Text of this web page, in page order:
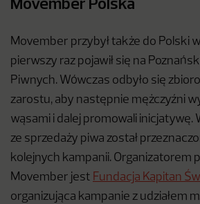
Movember przybył także do Polski
pierwszy raz pojawił się na
Piwnych. Wówczas odbyło się
zarostu, aby następnie mężczyźni
wąsami i dalej promowali inicjatywę.
ze sprzedaży piwa został
kolejnych kampanii. Organizatorem
Movember jest Fundacja Kapitan
organizująca kampanie z udziałem